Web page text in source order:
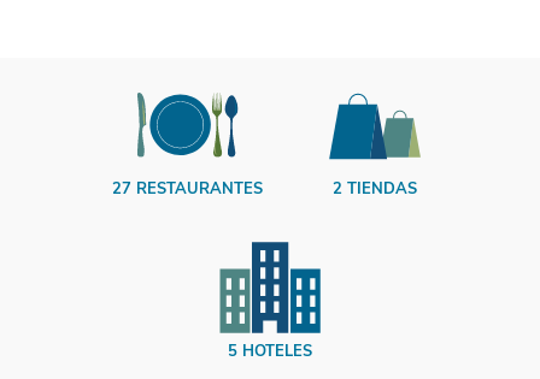
27 RESTAURANTES 2 TIENDAS
5 HOTELES